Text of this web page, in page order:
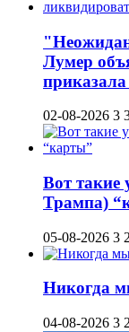
Лумер
02-08-2026 3
Вот такие
Трампа)
05-08-2026 3
Никогда
04-08-2026 3